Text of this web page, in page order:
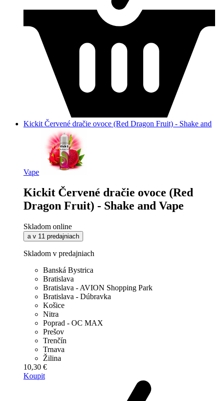
Kickit Červené dračie ovoce (Red Dragon Fruit) - Shake and
Vape
Kickit Červené dračie ovoce (Red
Dragon Fruit) - Shake and Vape
Skladom online
a v 11 predajniach
Skladom v predajniach
Banská Bystrica
Bratislava
Bratislava - AVION Shopping Park
Bratislava - Dúbravka
Košice
Nitra
Poprad - OC MAX
Prešov
Trenčín
Trnava
Žilina
10,30 €
Koupit